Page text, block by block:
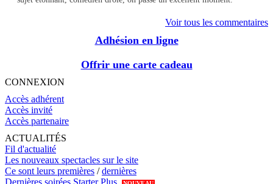
Voir tous les commentaires
Adhésion en ligne
Offrir une carte cadeau
CONNEXION
Accès adhérent
Accès invité
Accès partenaire
ACTUALITÉS
Fil d'actualité
Les nouveaux spectacles sur le site
Ce sont leurs premières /dernières